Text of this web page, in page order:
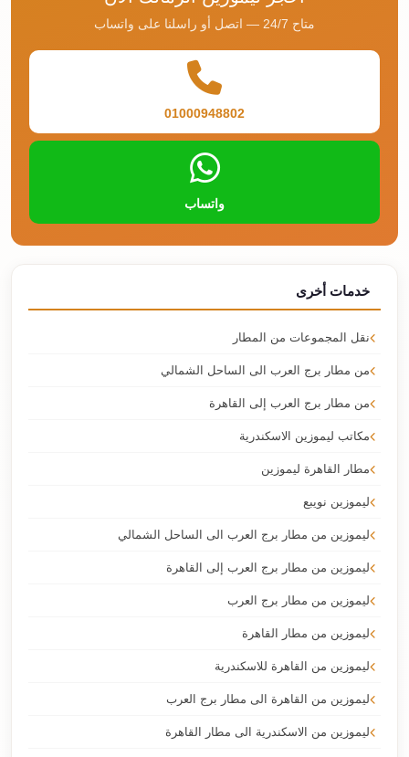
متاح 24/7 — اتصل أو راسلنا على واتساب
01000948802
واتساب
خدمات أخرى
نقل المجموعات من المطار
من مطار برج العرب الى الساحل الشمالي
من مطار برج العرب إلى القاهرة
مكاتب ليموزين الاسكندرية
مطار القاهرة ليموزين
ليموزين نويبع
ليموزين من مطار برج العرب الى الساحل الشمالي
ليموزين من مطار برج العرب إلى القاهرة
ليموزين من مطار برج العرب
ليموزين من مطار القاهرة
ليموزين من القاهرة للاسكندرية
ليموزين من القاهرة الى مطار برج العرب
ليموزين من الاسكندرية الى مطار القاهرة